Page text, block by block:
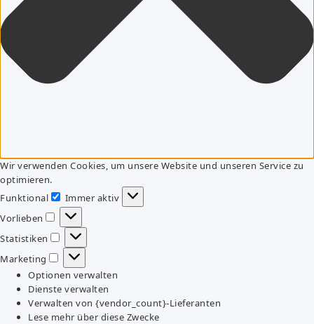
Wir verwenden Cookies, um unsere Website und unseren Service zu
optimieren.
Funktional
Funktional
Immer aktiv
Vorlieben
Vorlieben
Statistiken
Statistiken
Marketing
Marketing
Optionen verwalten
Dienste verwalten
Verwalten von {vendor_count}-Lieferanten
Lese mehr über diese Zwecke